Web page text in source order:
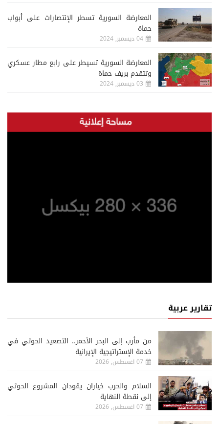
المعارضة السورية تسطر الإنتصارات على أبواب
حماة
04 ديسمبر, 2024
المعارضة السورية تسيطر على رابع مطار عسكري
وتتقدم بريف حماة
03 ديسمبر, 2024
تقارير عربية
من مأرب إلى البحر الأحمر.. التصعيد الحوثي في
خدمة الإستراتيجية الإيرانية
07 اغسطس, 2026
السلام والحرب خياران يقودان المشروع الحوثي
إلى نقطة النهاية
07 اغسطس, 2026